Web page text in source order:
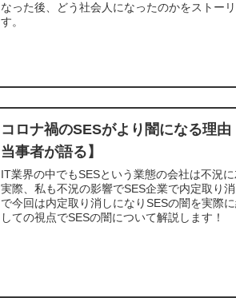
なった後、どう社会人になったのかをストー
す。
コロナ禍のSESがより闇になる理
当事者が語る】
IT業界の中でもSESという業態の会社は不況に
実際、私も不況の影響でSES企業で内定取り
で今回は内定取り消しになりSESの闇を実際
しての視点でSESの闇について解説します！